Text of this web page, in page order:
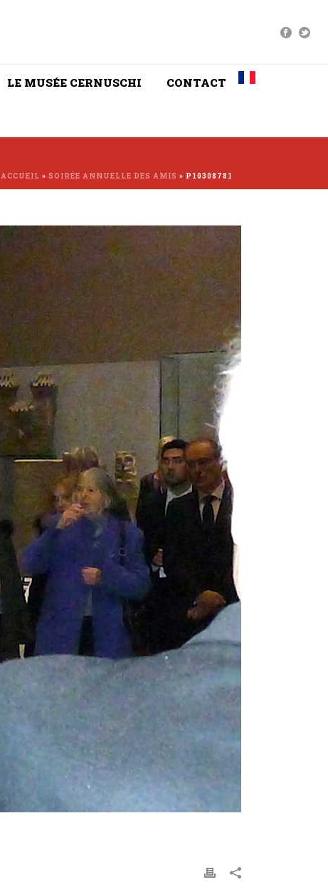
LE MUSÉE CERNUSCHI CONTACT
ACCUEIL » SOIRÉE ANNUELLE DES AMIS » P10308781